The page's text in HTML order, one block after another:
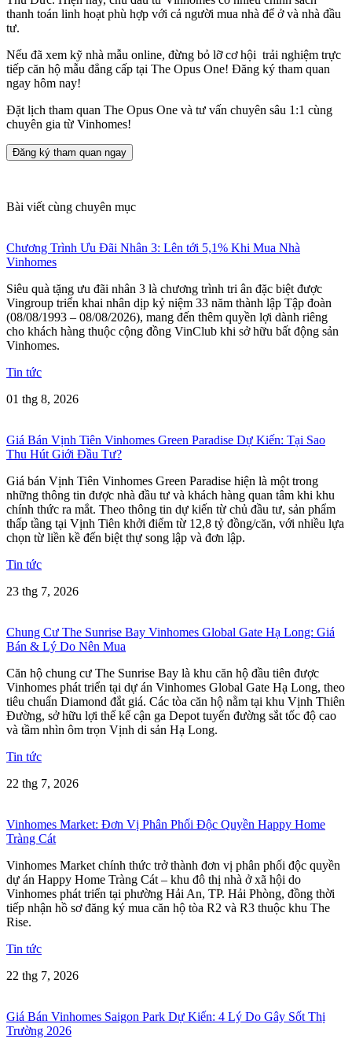
thanh toán linh hoạt phù hợp với cả người mua nhà để ở và nhà đầu
tư.
Nếu đã xem kỹ nhà mẫu online, đừng bỏ lỡ cơ hội trải nghiệm trực
tiếp căn hộ mẫu đẳng cấp tại The Opus One! Đăng ký tham quan
ngay hôm nay!
Đặt lịch tham quan The Opus One và tư vấn chuyên sâu 1:1 cùng
chuyên gia từ Vinhomes!
Đăng ký tham quan ngay
Bài viết cùng chuyên mục
Chương Trình Ưu Đãi Nhân 3: Lên tới 5,1% Khi Mua Nhà
Vinhomes
Siêu quà tặng ưu đãi nhân 3 là chương trình tri ân đặc biệt được
Vingroup triển khai nhân dịp kỷ niệm 33 năm thành lập Tập đoàn
(08/08/1993 – 08/08/2026), mang đến thêm quyền lợi dành riêng
cho khách hàng thuộc cộng đồng VinClub khi sở hữu bất động sản
Vinhomes.
Tin tức
01 thg 8, 2026
Giá Bán Vịnh Tiên Vinhomes Green Paradise Dự Kiến: Tại Sao
Thu Hút Giới Đầu Tư?
Giá bán Vịnh Tiên Vinhomes Green Paradise hiện là một trong
những thông tin được nhà đầu tư và khách hàng quan tâm khi khu
chính thức ra mắt. Theo thông tin dự kiến từ chủ đầu tư, sản phẩm
thấp tầng tại Vịnh Tiên khởi điểm từ 12,8 tỷ đồng/căn, với nhiều lựa
chọn từ liền kề đến biệt thự song lập và đơn lập.
Tin tức
23 thg 7, 2026
Chung Cư The Sunrise Bay Vinhomes Global Gate Hạ Long: Giá
Bán & Lý Do Nên Mua
Căn hộ chung cư The Sunrise Bay là khu căn hộ đầu tiên được
Vinhomes phát triển tại dự án Vinhomes Global Gate Hạ Long, theo
tiêu chuẩn Diamond đắt giá. Các tòa căn hộ nằm tại khu Vịnh Thiên
Đường, sở hữu lợi thế kế cận ga Depot tuyến đường sắt tốc độ cao
và tầm nhìn ôm trọn Vịnh di sản Hạ Long.
Tin tức
22 thg 7, 2026
Vinhomes Market: Đơn Vị Phân Phối Độc Quyền Happy Home
Tràng Cát
Vinhomes Market chính thức trở thành đơn vị phân phối độc quyền
dự án Happy Home Tràng Cát – khu đô thị nhà ở xã hội do
Vinhomes phát triển tại phường Hải An, TP. Hải Phòng, đồng thời
tiếp nhận hồ sơ đăng ký mua căn hộ tòa R2 và R3 thuộc khu The
Rise.
Tin tức
22 thg 7, 2026
Giá Bán Vinhomes Saigon Park Dự Kiến: 4 Lý Do Gây Sốt Thị
Trường 2026